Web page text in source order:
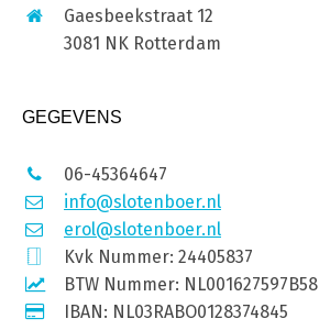
Gaesbeekstraat 12
3081 NK Rotterdam
GEGEVENS
06-45364647
info@slotenboer.nl
erol@slotenboer.nl
Kvk Nummer: 24405837
BTW Nummer: NL001627597B58
IBAN: NL03RABO0128374845